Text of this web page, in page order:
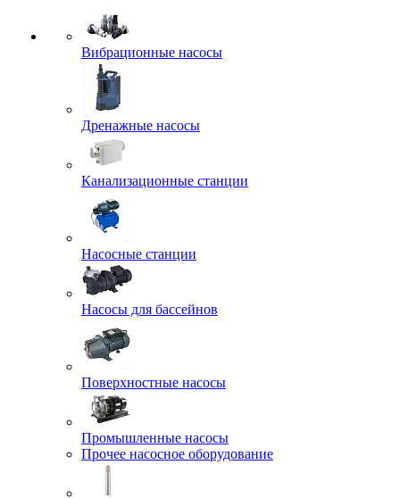
Вибрационные насосы
Дренажные насосы
Канализационные станции
Насосные станции
Насосы для бассейнов
Поверхностные насосы
Промышленные насосы
Прочее насосное оборудование